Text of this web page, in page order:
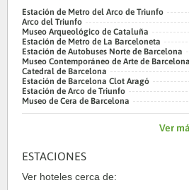
Estación de Metro del Arco de Triunfo
Arco del Triunfo
Museo Arqueológico de Cataluña
Estación de Metro de La Barceloneta
Estación de Autobuses Norte de Barcelona
Museo Contemporáneo de Arte de Barcelona
Catedral de Barcelona
Estación de Barcelona Clot Aragó
Estación de Arco de Triunfo
Museo de Cera de Barcelona
Ver
ESTACIONES
Ver hoteles cerca de: